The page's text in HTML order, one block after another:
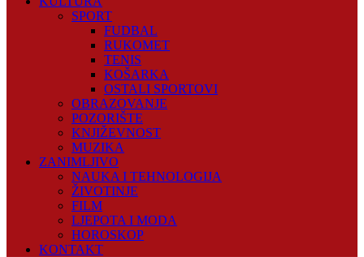
SPORT
FUDBAL
RUKOMET
TENIS
KOŠARKA
OSTALI SPORTOVI
OBRAZOVANJE
POZORIŠTE
KNJIŽEVNOST
MUZIKA
ZANIMLJIVO
NAUKA I TEHNOLOGIJA
ŽIVOTINJE
FILM
LJEPOTA I MODA
HOROSKOP
KONTAKT